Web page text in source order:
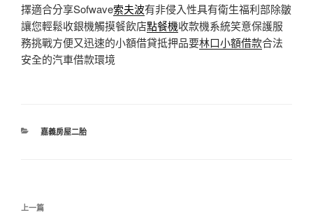
擇適合分享Sofwave索夫波有非侵入性具有衛生福利部除皺
讓您輕鬆收銀機觸摸餐飲店點餐機收款機系統笑意保護服
務挑戰方便又迅速的小額借貸抵押品要林口小額借款合法
安全的汽車借款環境
分
嘉義房屋二胎
文
上
上一篇